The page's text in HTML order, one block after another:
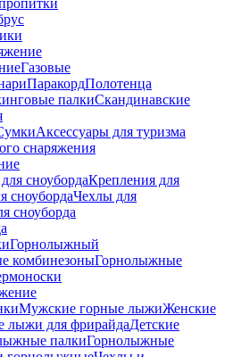
Газовые
ПаракордПолотенца
палкиСкандинавские
Аксессуары для туризма
снаряжения
сноубордаКрепления для
сноубордаЧехлы для
сноуборда
Горнолыжный
комбинезоныГорнолыжные
Мужские горные лыжиЖенские
лыжи для фрирайдаДетские
палкиГорнолыжные